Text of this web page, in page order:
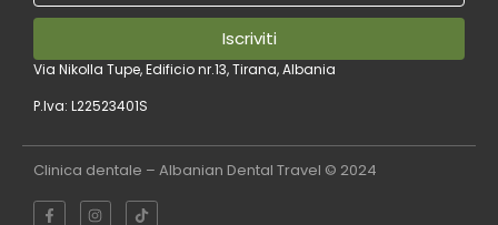
Iscriviti
Via Nikolla Tupe, Edificio nr.13, Tirana, Albania
P.Iva: L22523401S
Clinica dentale – Albanian Dental Travel © 2024